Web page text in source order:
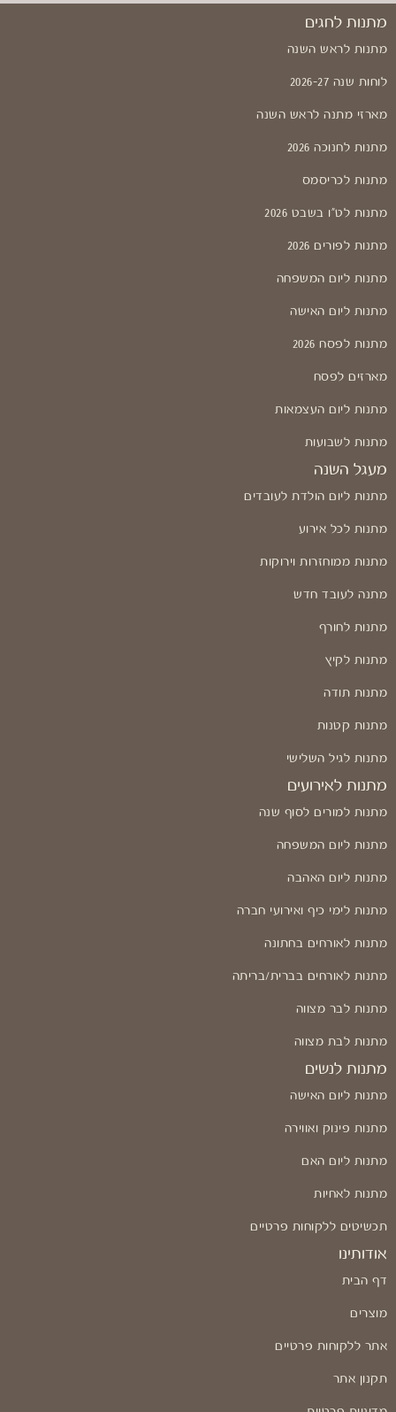
מתנות לחגים
מתנות לראש השנה
לוחות שנה 2026-27
מארזי מתנה לראש השנה
מתנות לחנוכה 2026
מתנות לכריסמס
מתנות לט"ו בשבט 2026
מתנות לפורים 2026
מתנות ליום המשפחה
מתנות ליום האישה
מתנות לפסח 2026
מארזים לפסח
מתנות ליום העצמאות
מתנות לשבועות
מעגל השנה
מתנות ליום הולדת לעובדים
מתנות לכל אירוע
מתנות ממוחזרות וירוקות
מתנה לעובד חדש
מתנות לחורף
מתנות לקיץ
מתנות תודה
מתנות קטנות
מתנות לגיל השלישי
מתנות לאירועים
מתנות למורים לסוף שנה
מתנות ליום המשפחה
מתנות ליום האהבה
מתנות לימי כיף ואירועי חברה
מתנות לאורחים בחתונה
מתנות לאורחים בברית/בריתה
מתנות לבר מצווה
מתנות לבת מצווה
מתנות לנשים
מתנות ליום האישה
מתנות פינוק ואווירה
מתנות ליום האם
מתנות לאחיות
תכשיטים ללקוחות פרטיים
אודותינו
דף הבית
מוצרים
אתר ללקוחות פרטיים
תקנון אתר